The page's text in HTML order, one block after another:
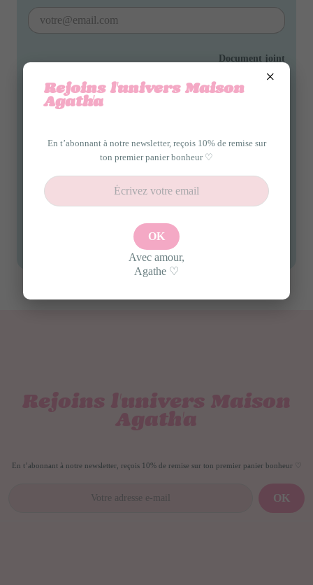
Document joint
CHOISIR UN FICHIER
optionnel
Message
Rejoins l'univers Maison
Agath'a
En t’abonnant à notre newsletter, reçois 10% de remise sur ton premier panier bonheur ♡
×
Rejoins l'univers Maison
Agath'a
En t’abonnant à notre newsletter, reçois 10% de remise sur
ton premier panier bonheur ♡
Avec amour,
Agathe ♡